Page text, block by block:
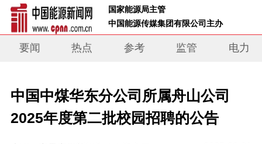
国家能源局主管
中国能源传媒集团有限公司主办
要闻 热点 参考 监管 电力
中国中煤华东分公司所属舟山公司
2025年度第二批校园招聘的公告